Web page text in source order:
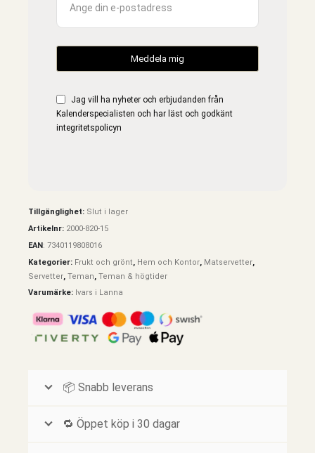
Jag vill ha nyheter och erbjudanden från
Kalenderspecialisten och har läst och godkänt
integritetspolicyn
Tillgänglighet: Slut i lager
Artikelnr: 2000-820-15
EAN: 7340119808016
Kategorier: Frukt och grönt Hem och Kontor Matservetter
Servetter Teman Teman & högtider
Varumärke: Ivars i Lanna
📦 Snabb leverans
🔁 Öppet köp i 30 dagar